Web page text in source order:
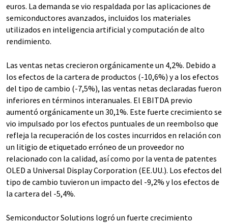
euros. La demanda se vio respaldada por las aplicaciones de
semiconductores avanzados, incluidos los materiales
utilizados en inteligencia artificial y computación de alto
rendimiento.
Las ventas netas crecieron orgánicamente un 4,2%. Debido a
los efectos de la cartera de productos (-10,6%) y a los efectos
del tipo de cambio (-7,5%), las ventas netas declaradas fueron
inferiores en términos interanuales. El EBITDA previo
aumentó orgánicamente un 30,1%. Este fuerte crecimiento se
vio impulsado por los efectos puntuales de un reembolso que
refleja la recuperación de los costes incurridos en relación con
un litigio de etiquetado erróneo de un proveedor no
relacionado con la calidad, así como por la venta de patentes
OLED a Universal Display Corporation (EE.UU.). Los efectos del
tipo de cambio tuvieron un impacto del -9,2% y los efectos de
la cartera del -5,4%.
Semiconductor Solutions logró un fuerte crecimiento